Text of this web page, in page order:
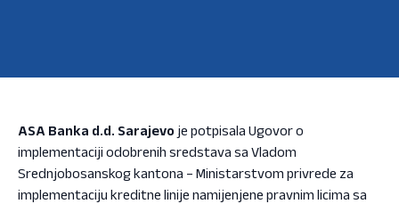
ASA Banka d.d. Sarajevo je potpisala Ugovor o
implementaciji odobrenih sredstava sa Vladom
Srednjobosanskog kantona – Ministarstvom privrede za
implementaciju kreditne linije namijenjene pravnim licima sa